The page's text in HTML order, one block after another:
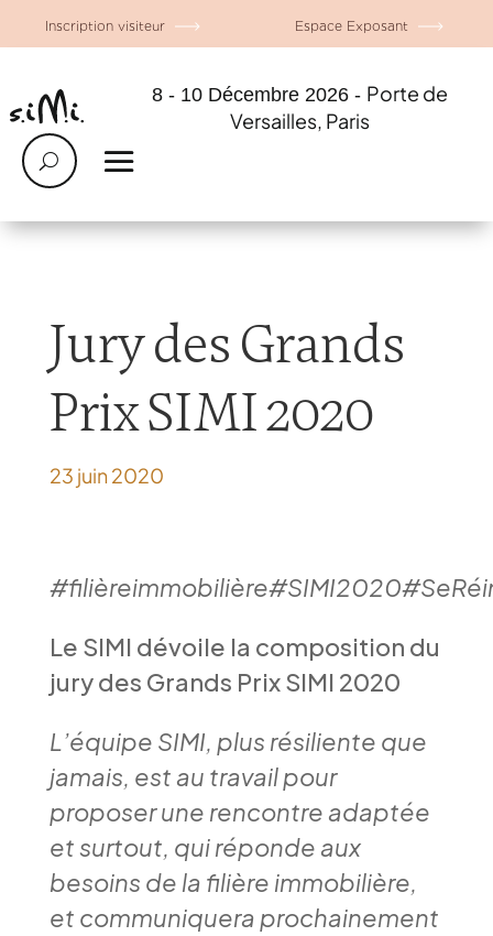
Inscription visiteur Espace Exposant
8 - 10 Décembre 2026 - Porte de
Versailles, Paris
Jury des Grands
Prix SIMI 2020
23 juin 2020
Le SIMI dévoile la composition du
jury des Grands Prix SIMI 2020
L’équipe SIMI, plus résiliente que
jamais, est au travail pour
proposer une rencontre adaptée
et surtout, qui réponde aux
besoins de la filière immobilière,
et communiquera prochainement